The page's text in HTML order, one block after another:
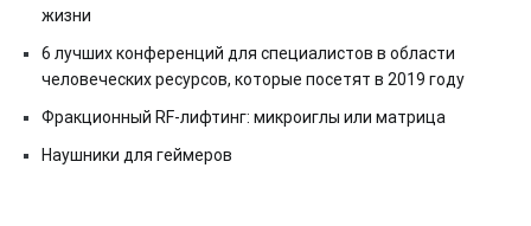
жизни
6 лучших конференций для специалистов в области
человеческих ресурсов, которые посетят в 2019 году
Фракционный RF-лифтинг: микроиглы или матрица
Наушники для геймеров